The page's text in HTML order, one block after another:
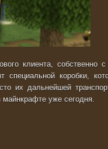
клиента, собственно
специальной коробки,
их дальнейшей
майнкрафте уже сегодня.